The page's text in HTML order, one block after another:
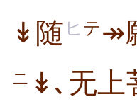
↡随 ヒ テ↠
ニ ↡､无上